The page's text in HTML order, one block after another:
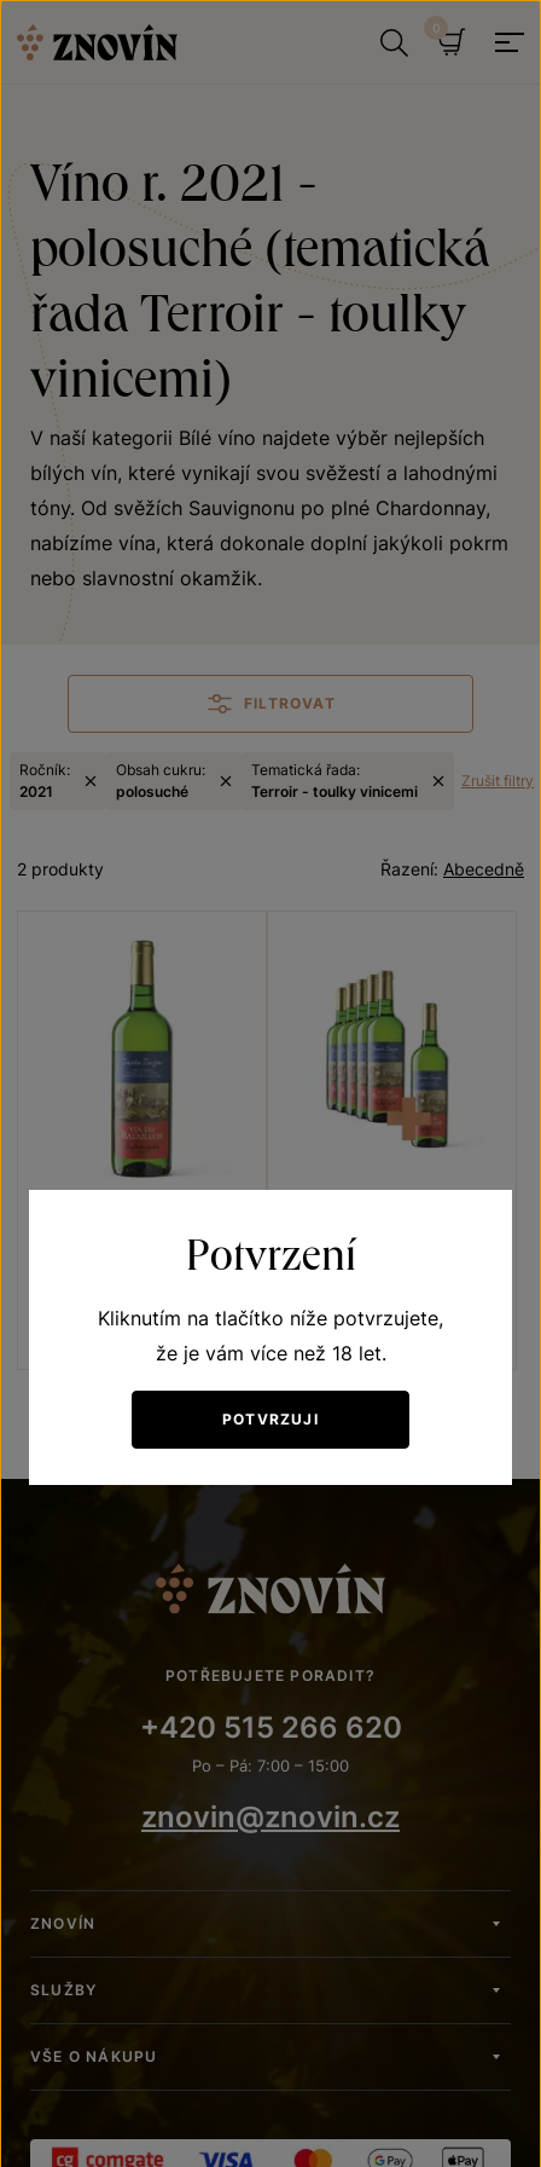
Víno r. 2021 -
polosuché (tematická
řada Terroir - toulky
vinicemi)
V naší kategorii Bílé víno najdete výběr nejlepších
bílých vín, které vynikají svou svěžestí a lahodnými
tóny. Od svěžích Sauvignonu po plné Chardonnay,
nabízíme vína, která dokonale doplní jakýkoli pokrm
nebo slavnostní okamžik.
FILTROVAT
Ročník:
2021
Obsah cukru:
polosuché
Tematická řada:
Terroir - toulky vinicemi
Zrušit filtry
Abecedně
Řazení:
2 produkty
Terroir - toulky vinicemi
Šarže 1450
Kč
Terroir - toulky vinicemi
Šarže 1450
1020 Kč
POTŘEBUJETE PORADIT?
+420 515 266 620
Po – Pá: 7:00 – 15:00
znovin@znovin.cz
ZNOVÍN
SLUŽBY
VŠE O NÁKUPU
Potvrzení
Kliknutím na tlačítko níže potvrzujete,
že je vám více než 18 let.
POTVRZUJI